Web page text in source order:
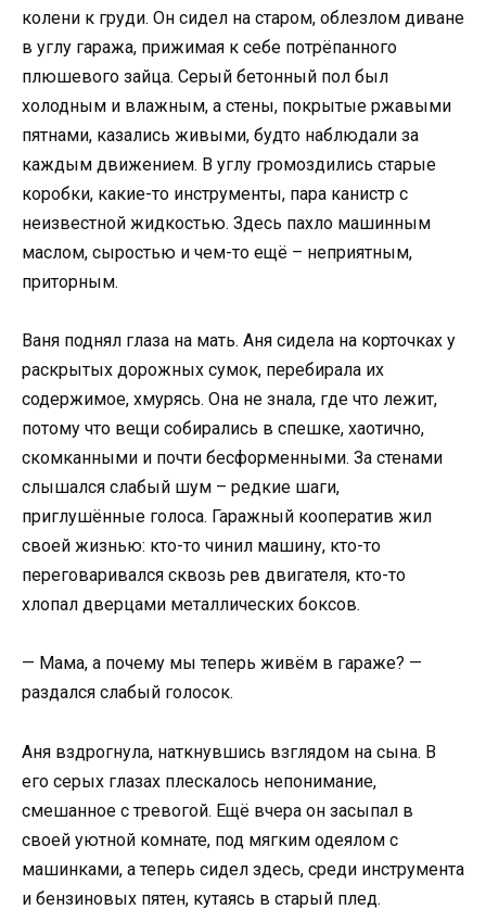
колени к груди. Он сидел на старом, облезлом диване
в углу гаража, прижимая к себе потрёпанного
плюшевого зайца. Серый бетонный пол был
холодным и влажным, а стены, покрытые ржавыми
пятнами, казались живыми, будто наблюдали за
каждым движением. В углу громоздились старые
коробки, какие-то инструменты, пара канистр с
неизвестной жидкостью. Здесь пахло машинным
маслом, сыростью и чем-то ещё – неприятным,
приторным.
Ваня поднял глаза на мать. Аня сидела на корточках у
раскрытых дорожных сумок, перебирала их
содержимое, хмурясь. Она не знала, где что лежит,
потому что вещи собирались в спешке, хаотично,
скомканными и почти бесформенными. За стенами
слышался слабый шум – редкие шаги,
приглушённые голоса. Гаражный кооператив жил
своей жизнью: кто-то чинил машину, кто-то
переговаривался сквозь рев двигателя, кто-то
хлопал дверцами металлических боксов.
— Мама, а почему мы теперь живём в гараже? —
раздался слабый голосок.
Аня вздрогнула, наткнувшись взглядом на сына. В
его серых глазах плескалось непонимание,
смешанное с тревогой. Ещё вчера он засыпал в
своей уютной комнате, под мягким одеялом с
машинками, а теперь сидел здесь, среди инструмента
и бензиновых пятен, кутаясь в старый плед.